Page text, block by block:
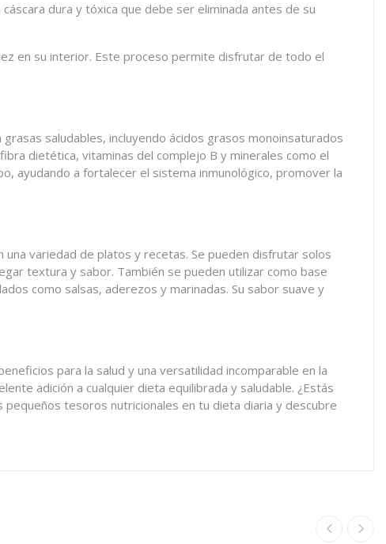
dura y tóxica que debe ser eliminada antes de su
en su interior. Este proceso permite disfrutar de todo el
saludables, incluyendo ácidos grasos monoinsaturados
dietética, vitaminas del complejo B y minerales como el
ayudando a fortalecer el sistema inmunológico, promover la
variedad de platos y recetas. Se pueden disfrutar solos
textura y sabor. También se pueden utilizar como base
como salsas, aderezos y marinadas. Su sabor suave y
para la salud y una versatilidad incomparable en la
adición a cualquier dieta equilibrada y saludable. ¿Estás
tesoros nutricionales en tu dieta diaria y descubre